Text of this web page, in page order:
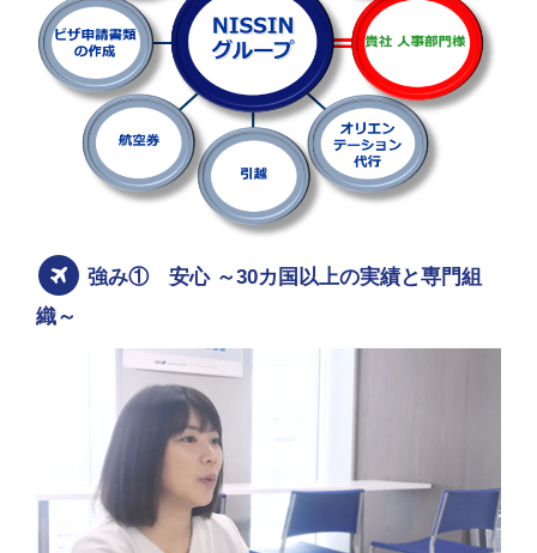
強み① 安心 ～30カ国以上の実績と専門組
織～